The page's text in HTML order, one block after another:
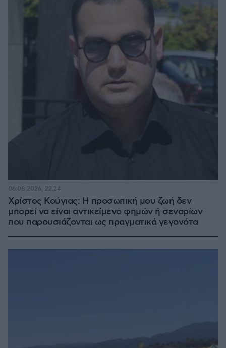
Χρίστος Κούγιας: Η προσωπική μου ζωή δεν
μπορεί να είναι αντικείμενο φημών ή σεναρίων
που παρουσιάζονται ως πραγματικά γεγονότα
06.08.2026, 22:24